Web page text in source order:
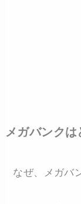
メガバンクは
なぜ、メガバ